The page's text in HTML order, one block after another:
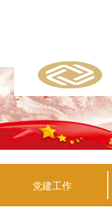
党建工作